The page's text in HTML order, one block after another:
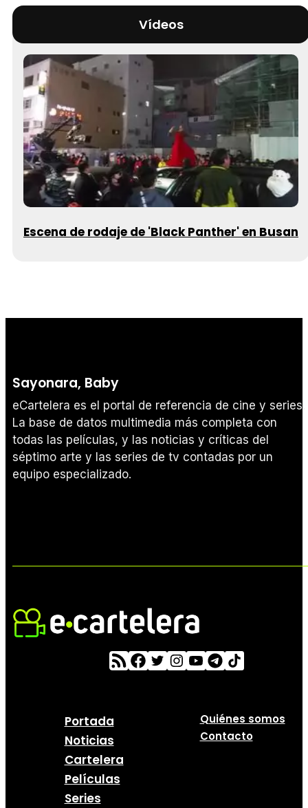
Vídeos
Escena de rodaje de 'Black Panther' en Busan
Sayonara, Baby
eCartelera es el portal de referencia de cine y series.
La base de datos multimedia más completa con
todas las películas, y las noticias y críticas del
séptimo arte y las series de tv contadas por un
equipo especializado.
Portada
Noticias
Cartelera
Películas
Series
Quiénes somos
Contacto